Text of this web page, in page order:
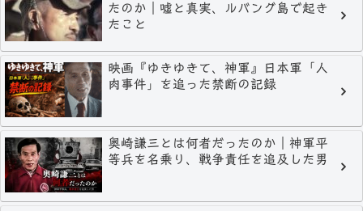
たのか｜嘘と真実、ルバング島で起き
たこと
映画『ゆきゆきて、神軍』日本軍「人
肉事件」を追った禁断の記録
奥崎謙三とは何者だったのか｜神軍平
等兵を名乗り、戦争責任を追及した男